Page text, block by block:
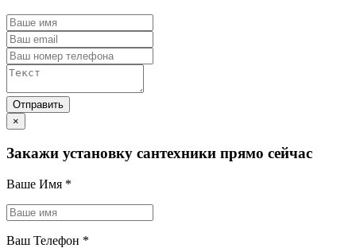
×
Закажи установку сантехники прямо сейчас
Ваше Имя *
Ваш Телефон *